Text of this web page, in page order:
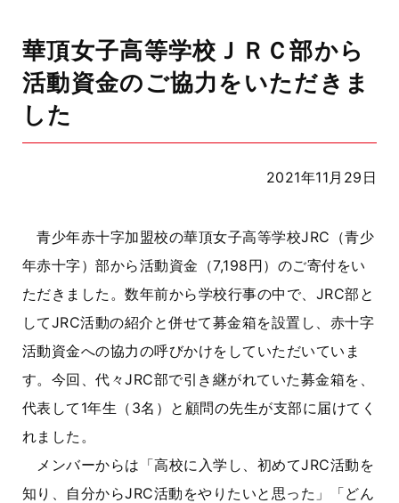
華頂女子高等学校ＪＲＣ部から
活動資金のご協力をいただきま
した
2021年11月29日
青少年赤十字加盟校の華頂女子高等学校JRC（青少
年赤十字）部から活動資金（7,198円）のご寄付をい
ただきました。数年前から学校行事の中で、JRC部と
してJRC活動の紹介と併せて募金箱を設置し、赤十字
活動資金への協力の呼びかけをしていただいていま
す。今回、代々JRC部で引き継がれていた募金箱を、
代表して1年生（3名）と顧問の先生が支部に届けてく
れました。
メンバーからは「高校に入学し、初めてJRC活動を
知り、自分からJRC活動をやりたいと思った」「どん